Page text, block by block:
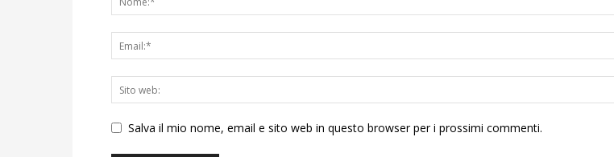
Salva il mio nome, email e sito web in questo browser per i prossimi commenti.